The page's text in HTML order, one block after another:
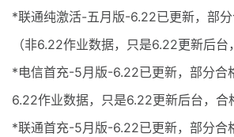
*联通纯激活-五月版-6.22已更新，部分
（非6.22作业数据，只是6.22更新后台
*电信首充-5月版-6.22已更新，部分合
6.22作业数据，只是6.22更新后台，合
*联通首充-5月版-6.22已更新，部分合